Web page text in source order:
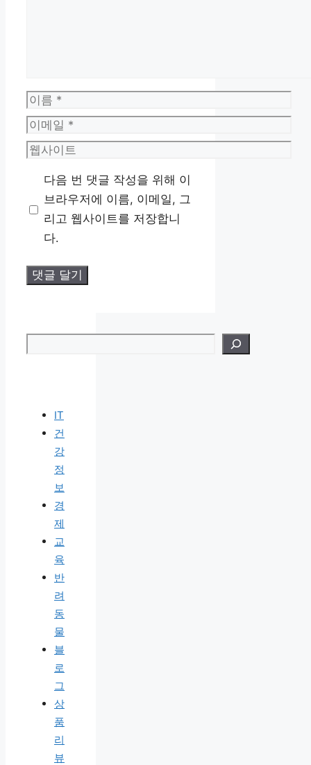
이
름
이
메
일
웹
트
다음 번 댓글 작성을 위해 이
브라우저에 이름, 이메일, 그
리고 웹사이트를 저장합니
다.
IT
건
강
정
보
경
제
교
육
반
려
동
물
블
로
그
상
품
리
뷰